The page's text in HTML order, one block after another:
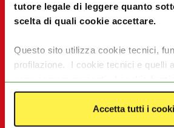
tutore legale di leggere quanto
scelta di quali cookie accettare.
Questo sito utilizza cookie tecnici,
profilazione. I cookie tecnici e quelli
sono sempre presenti. I cookie
consentono di migliorare le
monitorando l’utilizzo del sito stesso.
profilazione e le tecnologie
Accetta tutti i